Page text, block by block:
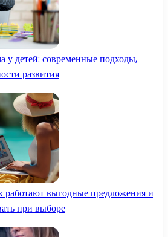
у детей: современные подходы,
развития
работают выгодные предложения и
при выборе